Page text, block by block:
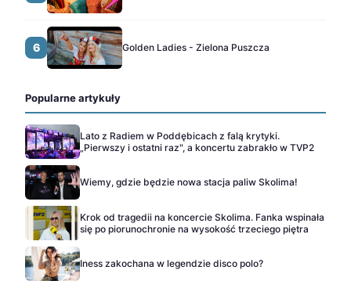
6 Golden Ladies - Zielona Puszcza
Popularne artykuły
Lato z Radiem w Poddębicach z falą krytyki.
„Pierwszy i ostatni raz", a koncertu zabrakło w TVP2
Wiemy, gdzie będzie nowa stacja paliw Skolima!
Krok od tragedii na koncercie Skolima. Fanka wspinała
się po piorunochronie na wysokość trzeciego piętra
Iness zakochana w legendzie disco polo?